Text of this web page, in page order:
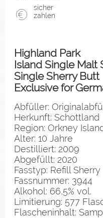
sicher
zahlen
Highland Park
Island Single Malt
Single Sherry Butt
Exclusive for
Abfüller:
Herkunft: Schottland
Region: Orkney
Alter: 10 Jahre
Destilliert: 2009
Abgefüllt: 2020
Fasstyp: Refill
Fassnummer: 3944
Alkohol: 66,5% vol.
Limitierung: 577
Flascheninhalt: